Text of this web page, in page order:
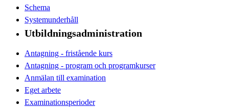
Schema
Systemunderhåll
Utbildningsadministration
Antagning - fristående kurs
Antagning - program och programkurser
Anmälan till examination
Eget arbete
Examinationsperioder